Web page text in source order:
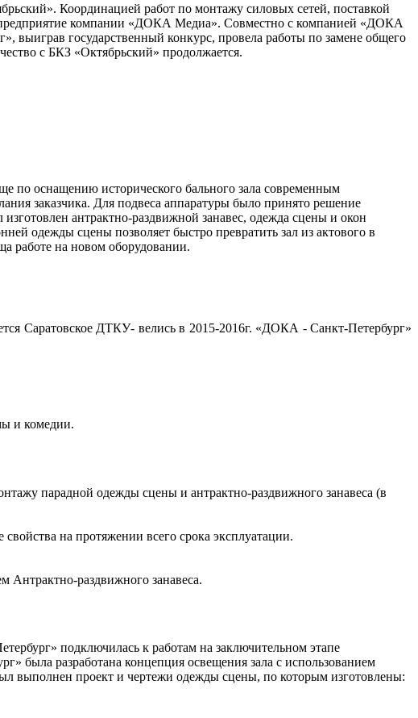
Координацией работ по монтажу силовых сетей, поставкой
предприятие компании «ДОКА Медиа». Совместно с компанией «ДОКА
государственный конкурс, провела работы по замене общего
с БКЗ «Октябрьский» продолжается.
оснащению исторического бального зала современным
заказчика. Для подвеса аппаратуры было принято решение
антрактно-раздвижной занавес, одежда сцены и окон
одежды сцены позволяет быстро превратить зал из актового в
работе на новом оборудовании.
Саратовское ДТКУ- велись в 2015-2016г. «ДОКА - Санкт-Петербург»
и комедии.
парадной одежды сцены и антрактно-раздвижного занавеса (в
на протяжении всего срока эксплуатации.
Антрактно-раздвижного занавеса.
подключилась к работам на заключительном этапе
была разработана концепция освещения зала с использованием
выполнен проект и чертежи одежды сцены, по которым изготовлены: